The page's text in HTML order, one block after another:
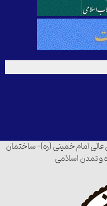
امام خمینی (ره)- ساختمان
و تمدن اسلامی